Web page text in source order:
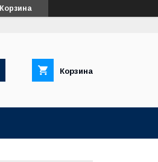
Корзина
Корзина